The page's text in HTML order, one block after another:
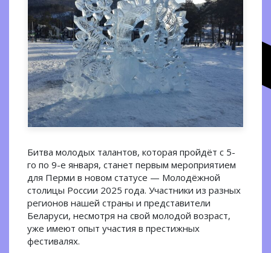
Битва молодых талантов, которая пройдёт с 5-
го по 9-е января, станет первым мероприятием
для Перми в новом статусе — Молодёжной
столицы России 2025 года. Участники из разных
регионов нашей страны и представители
Беларуси, несмотря на свой молодой возраст,
уже имеют опыт участия в престижных
фестивалях.